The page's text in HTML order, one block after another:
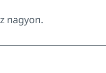
nagyon.